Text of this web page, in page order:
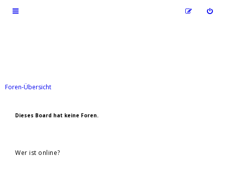
Foren-Übersicht
Dieses Board hat keine Foren.
Wer ist online?